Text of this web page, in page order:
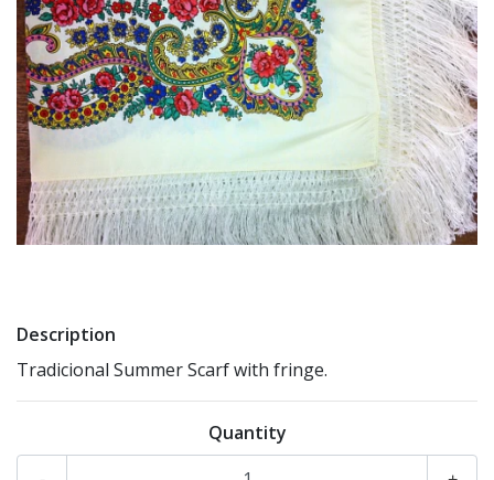
Description
Tradicional Summer Scarf with fringe.
Quantity